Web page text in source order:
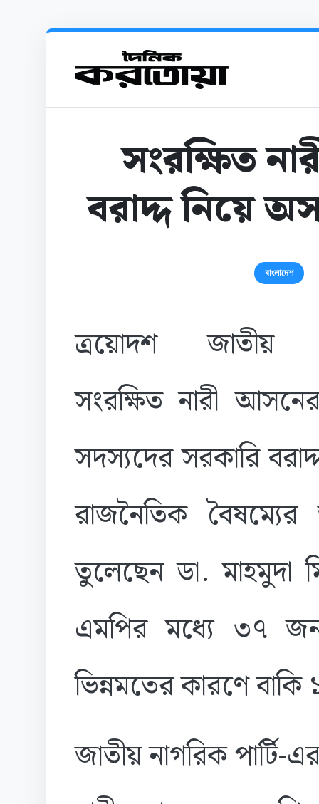
সংরক্ষিত
বরাদ্দ নিয়ে
বাংলাদেশ
ত্রয়োদশ জাতীয়
সংরক্ষিত নারী
সদস্যদের সরকারি
রাজনৈতিক
তুলেছেনডা. মাহমুদা
এমপির মধ্যে ৩৭
ভিন্নমতের কারণে
জাতীয় নাগরিক পার্টি-